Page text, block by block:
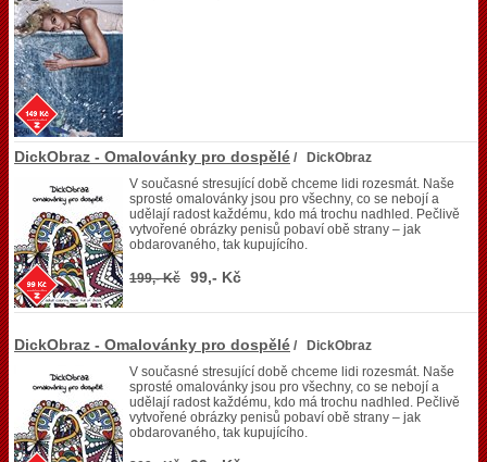
DickObraz - Omalovánky pro dospělé / DickObraz
V současné stresující době chceme lidi rozesmát. Naše
sprosté omalovánky jsou pro všechny, co se nebojí a
udělají radost každému, kdo má trochu nadhled. Pečlivě
vytvořené obrázky penisů pobaví obě strany – jak
obdarovaného, tak kupujícího.
199,- Kč 99,- Kč
DickObraz - Omalovánky pro dospělé / DickObraz
V současné stresující době chceme lidi rozesmát. Naše
sprosté omalovánky jsou pro všechny, co se nebojí a
udělají radost každému, kdo má trochu nadhled. Pečlivě
vytvořené obrázky penisů pobaví obě strany – jak
obdarovaného, tak kupujícího.